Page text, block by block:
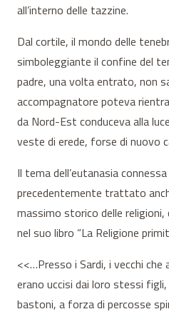
all’interno delle tazzine.
Dal cortile, il mondo delle
simboleggiante il confine del
padre, una volta entrato, non
accompagnatore poteva
da Nord-Est conduceva alla
veste di erede, forse di nuovo
Il tema dell’eutanasia
precedentemente trattato
massimo storico delle
nel suo libro “La Religione
<<…Presso i Sardi, i vecchi
erano uccisi dai loro stessi
bastoni, a forza di percosse